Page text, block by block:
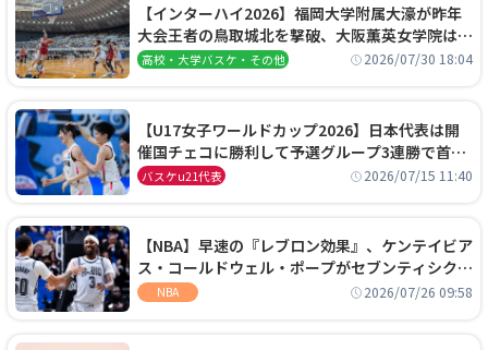
【インターハイ2026】福岡大学附属大濠が昨年
大会王者の鳥取城北を撃破、大阪薫英女学院は岐
阜女子に完勝、大会3日目試合結果
高校・大学バスケ・その他 2026/07/30 18:04
【U17女子ワールドカップ2026】日本代表は開
催国チェコに勝利して予選グループ3連勝で首位
通過！準々決勝の相手はエジプトに決定
バスケu21代表 2026/07/15 11:40
【NBA】早速の『レブロン効果』、ケンテイビア
ス・コールドウェル・ポープがセブンティシクサ
ーズに1年契約で加入
NBA 2026/07/26 09:58